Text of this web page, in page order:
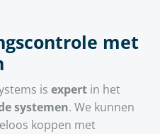
met
isexpert in het
systemen. We kunnen
koppen met